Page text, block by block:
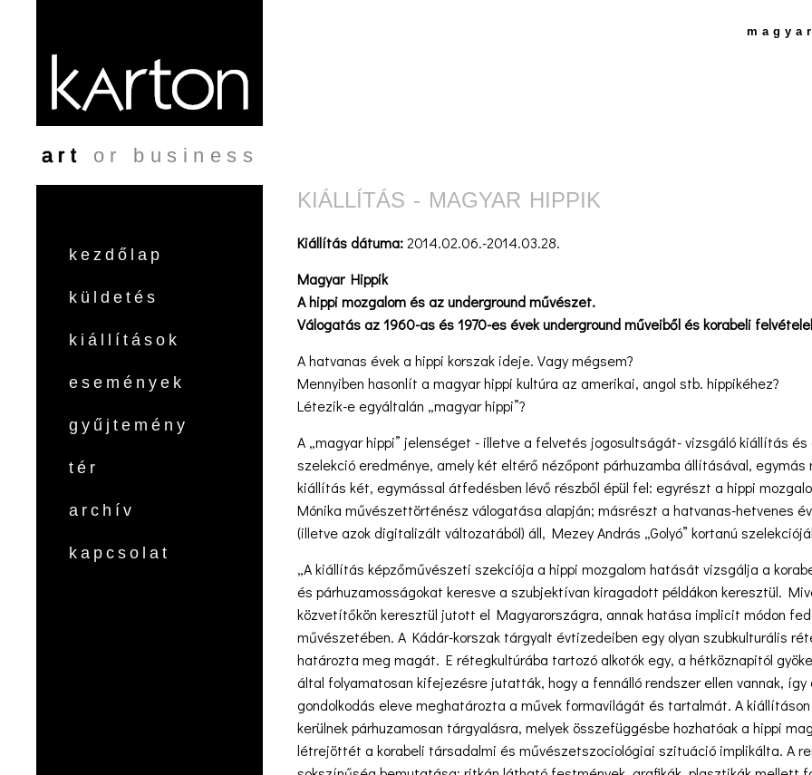
art or business
kezdőlap
küldetés
kiállítások
események
gyűjtemény
tér
archív
kapcsolat
magyar
KIÁLLÍTÁS - MAGYAR HIPPIK
Kiállítás dátuma:2014.02.06.-2014.03.28.
Magyar Hippik
A hippi mozgalom és az underground művészet.
Válogatás az 1960-as és 1970-es évek underground műveiből és korabeli
A hatvanas évek a hippi korszak ideje. Vagy mégsem?
Mennyiben hasonlít a magyar hippi kultúra az amerikai, angol stb. hippikéhez?
Létezik-e egyáltalán „magyar hippi”?
A „magyar hippi” jelenséget - illetve a felvetés jogosultságát- vizsgáló kiállítás
szelekció eredménye, amely két eltérő nézőpont párhuzamba állításával,
kiállítás két, egymással átfedésben lévő részből épül fel: egyrészt a hippi
Mónika művészettörténész válogatása alapján; másrészt a hatvanas-hetvenes
(illetve azok digitalizált változatából) áll, Mezey András „Golyó” kortanú
„A kiállítás képzőművészeti szekciója a hippi mozgalom hatását vizsgálja a
és párhuzamosságokat keresve a szubjektívan kiragadott példákon keresztül.
közvetítőkön keresztül jutott el Magyarországra, annak hatása implicit módon
művészetében. A Kádár-korszak tárgyalt évtizedeiben egy olyan szubkulturális
határozta meg magát. E rétegkultúrába tartozó alkotók egy, a hétköznapitól
által folyamatosan kifejezésre jutatták, hogy a fennálló rendszer ellen vannak,
gondolkodás eleve meghatározta a művek formavilágát és tartalmát. A
kerülnek párhuzamosan tárgyalásra, melyek összefüggésbe hozhatóak a hippi
létrejöttét a korabeli társadalmi és művészetszociológiai szituáció implikálta. A